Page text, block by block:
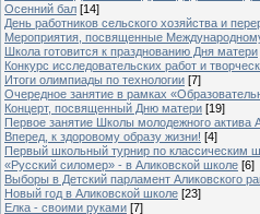
Осенний бал [14]
День работников сельского хозяйства и
Мероприятия, посвященные
Школа готовится к празднованию Дня матери
Конкурс исследовательских работ и
Итоги олимпиады по технологии [7]
Очередное занятие в рамках
Концерт, посвященный Дню матери [19]
Первое занятие Школы молодежного актива
Вперед, к здоровому образу жизни! [4]
Первый школьный турнир по классическим
«Русский силомер» - в Аликовской школе [6]
Выборы в Детский парламент Аликовского
Новый год в Аликовской школе [23]
Елка - своими руками [7]